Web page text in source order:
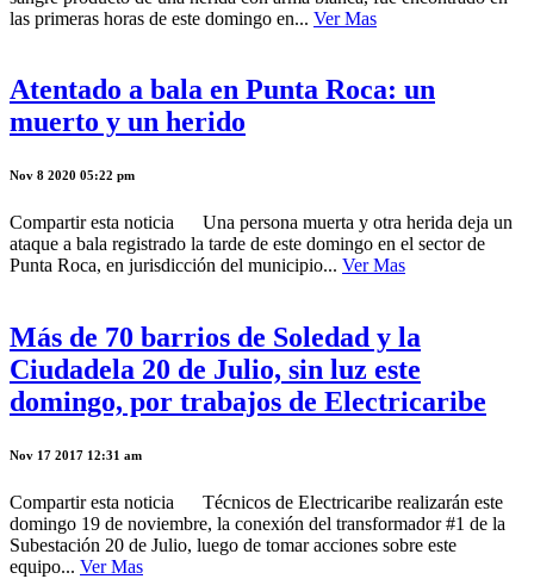
las primeras horas de este domingo en... Ver Mas
Atentado a bala en Punta Roca: un
muerto y un herido
Nov 8 2020 05:22 pm
Compartir esta noticia Una persona muerta y otra herida deja un
ataque a bala registrado la tarde de este domingo en el sector de
Punta Roca, en jurisdicción del municipio... Ver Mas
Más de 70 barrios de Soledad y la
Ciudadela 20 de Julio, sin luz este
domingo, por trabajos de Electricaribe
Nov 17 2017 12:31 am
Compartir esta noticia Técnicos de Electricaribe realizarán este
domingo 19 de noviembre, la conexión del transformador #1 de la
Subestación 20 de Julio, luego de tomar acciones sobre este
equipo... Ver Mas